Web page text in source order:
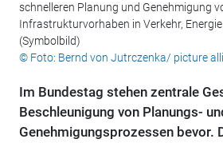
schnelleren Planung und Genehmigung
Infrastrukturvorhaben in Verkehr,
(Symbolbild)
© Foto: Bernd von Jutrczenka/ picture
Im Bundestag stehen zentrale
Beschleunigung von Planungs-
Genehmigungsprozessen bevor.